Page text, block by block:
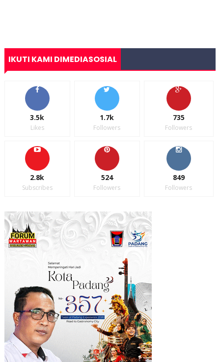
IKUTI KAMI DIMEDIASOSIAL
3.5k
Likes
1.7k
Followers
735
Followers
2.8k
Subscribes
524
Followers
849
Followers